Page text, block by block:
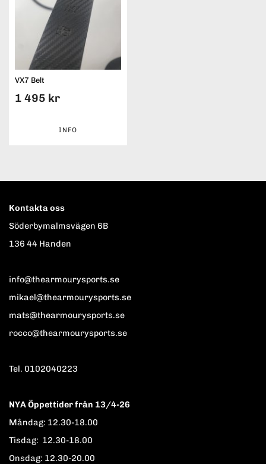
VX7 Belt
1 495 kr
INFO
Kontakta oss
Söderbymalmsvägen 6B
136 44 Handen
info@thearmourysports.se
mikael@thearmourysports.se
mats@thearmourysports.se
rocco@thearmourysports.se
Tel. 0102040223
NYA Öppettider från 13/4-26
Måndag: 12.30-18.00
Tisdag: 12.30-18.00
Onsdag: 12.30-20.00